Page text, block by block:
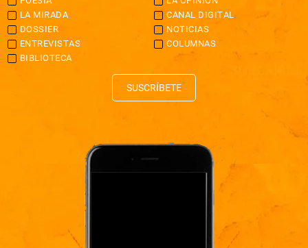
LA MIRADA
CANAL DIGITAL
DOSSIER
NOTICIAS
ENTREVISTAS
COLUMNAS
BIBLIOTECA
SUSCRÍBETE